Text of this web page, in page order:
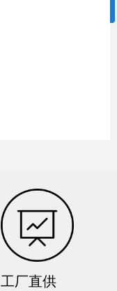
工厂直供